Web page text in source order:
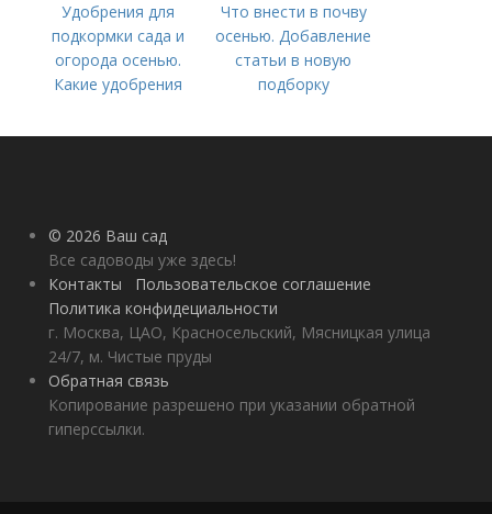
Удобрения для
подкормки сада и
огорода осенью.
Какие удобрения
правильно это
Что внести в почву
осенью. Добавление
статьи в новую
подборку
© 2026 Ваш сад
Все садоводы уже здесь!
Контакты
Пользовательское соглашение
Политика конфидециальности
г. Москва, ЦАО, Красносельский, Мясницкая улица
24/7, м. Чистые пруды
Обратная связь
Копирование разрешено при указании обратной
гиперссылки.